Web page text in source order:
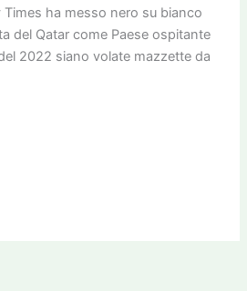
ha messo nero su bianco
del Qatar come Paese ospitante
2022 siano volate mazzette da